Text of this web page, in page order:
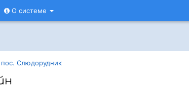
О системе
Слюдорудник